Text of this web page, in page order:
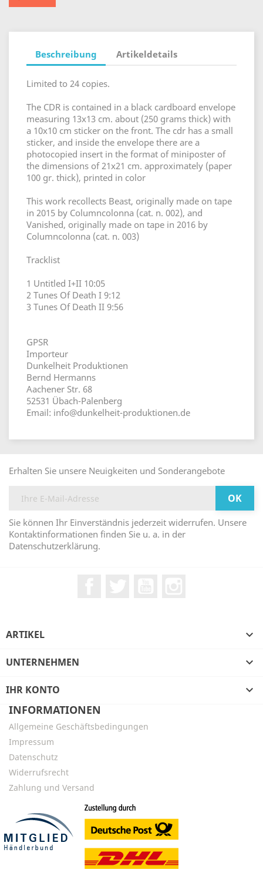
Beschreibung Artikeldetails
Limited to 24 copies.
The CDR is contained in a black cardboard envelope
measuring 13x13 cm. about (250 grams thick) with
a 10x10 cm sticker on the front. The cdr has a small
sticker, and inside the envelope there are a
photocopied insert in the format of miniposter of
the dimensions of 21x21 cm. approximately (paper
100 gr. thick), printed in color
This work recollects Beast, originally made on tape
in 2015 by Columncolonna (cat. n. 002), and
Vanished, originally made on tape in 2016 by
Columncolonna (cat. n. 003)
Tracklist
1 Untitled I+II 10:05
2 Tunes Of Death I 9:12
3 Tunes Of Death II 9:56
GPSR
Importeur
Dunkelheit Produktionen
Bernd Hermanns
Aachener Str. 68
52531 Übach-Palenberg
Email: info@dunkelheit-produktionen.de
Erhalten Sie unsere Neuigkeiten und Sonderangebote
Sie können Ihr Einverständnis jederzeit widerrufen. Unsere
Kontaktinformationen finden Sie u. a. in der
Datenschutzerklärung.
ARTIKEL 
UNTERNEHMEN 
IHR KONTO

INFORMATIONEN
Allgemeine Geschäftsbedingungen
Impressum
Datenschutz
Widerrufsrecht
Zahlung und Versand